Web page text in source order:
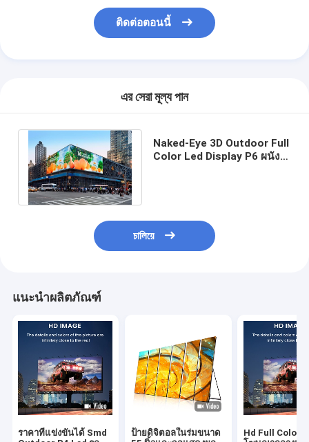
ติดต่อตอนนี้
এর সেরা মূল্য পান
Naked-Eye 3D Outdoor Full
Color Led Display P6 ผนัง
চালিয়ে
แนะนำผลิตภัณฑ์
ราคาที่แข่งขันได้ Smd
ป้ายดิจิตอลในร่มขนาด
Hd Full Color